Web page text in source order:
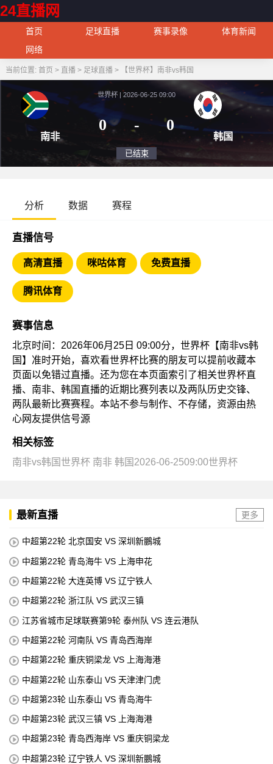
24直播网
首页 足球直播 赛事录像
体育新闻
网络
当前位置: 首页 > 直播> 足球直播> 【世界杯】南非vs韩国
南非
世界杯 | 2026-06-25 09:00
0
分析 数据 赛程
直播信号
高清直播 咪咕体育 免费直播
腾讯体育
赛事信息
北京时间：2026年06月25日 09:00分，世界杯【南非vs韩
国】准时开始，喜欢看世界杯比赛的朋友可以提前收藏本
页面以免错过直播。还为您在本页面索引了相关世界杯直
播、南非、韩国直播的近期比赛列表以及两队历史交锋、
两队最新比赛赛程。本站不参与制作、不存储，资源由热
心网友提供信号源
相关标签
南非vs韩国世界杯 南非 韩国2026-06-2509:00世界杯
最新直播 更多
中超第22轮 北京国安 VS 深圳新鵬城
中超第22轮 青岛海牛 VS 上海申花
中超第22轮 大连英博 VS 辽宁铁人
中超第22轮 浙江队 VS 武汉三镇
江苏省城市足球联赛第9轮 泰州队 VS 连云港队
中超第22轮 河南队 VS 青岛西海岸
中超第22轮 重庆铜梁龙 VS 上海海港
中超第22轮 山东泰山 VS 天津津门虎
中超第23轮 山东泰山 VS 青岛海牛
中超第23轮 武汉三镇 VS 上海海港
中超第23轮 青岛西海岸 VS 重庆铜梁龙
中超第23轮 辽宁铁人 VS 深圳新鵬城